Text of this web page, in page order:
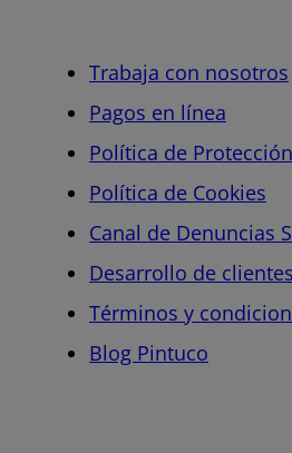
Trabaja con nosotros
Pagos en línea
Política de
Política de Cookies
Canal de Denuncias
Desarrollo de clientes
Términos y
Blog Pintuco